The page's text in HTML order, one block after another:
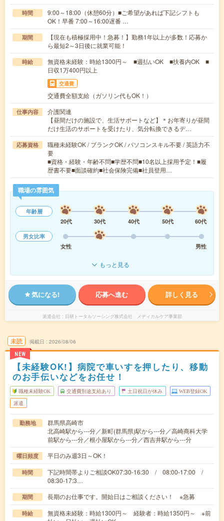
時間
9:00～18:00（休憩60分）■ご希望があれば下記シフトも
OK！早番 7:00～16:00遅番 …
期間
【現在も積極採用中！急募！】勤務1年以上が多数！応募か
ら最短2～3日後に就業可能！
時給
無資格未経験：時給1300円～ ■週払いOK ■扶養内OK ■
日収1万400円以上
交通費
交通費全額支給（ガソリン代もOK！）
仕事内容
介護関連
【昼間だけの施設で、生活サポートなど】＊お年寄りが昼間
だけ生活のサポートを受けたり、気分転換できるデ…
応募資格
職種未経験OK / ブランクOK / パソコンスキル不要 / 英語力不
要
■資格・経験・年齢不問■学歴不問■10名以上採用予定！■履
歴書不要■面談確約■社会保険完備■社員登用…
職場の雰囲気
年齢層
20代
30代 40代 50代
60代
男女比率
女性
男性
もっと見る
気になる! 応募へ進む 詳しく見る
派遣会社 日研トータルソーシング株式会社 メディカルケア事業部
未読
NEW
掲載日 2026/08/06
【未経験OK!】病院で車いすを押したり、移動
のお手伝いなどをお任せ！
職種未経験OK 交通費別途支給あり 土日祝日が休み WEB登録OK
派遣
勤務地
群馬県高崎市
北高崎駅から---分／新町(群馬県)駅から---分／高崎商科大学
前駅から---分／根小屋駅から---分／西吉井駅から---分
曜日頻度 平日のみ週3日～OK！
時間
下記時間帯よりご相談OK07:30-16:30 / 08:00-17:00 /
08:30-17:3…
期間 長期のお仕事です。開始日はご相談ください！ ※急募
時給
無資格未経験：時給1300円～ 経験者：時給1350円～ ※前